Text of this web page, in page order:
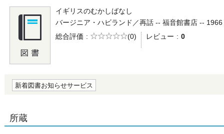
イギリスのむかしばなし
バージニア・ハビランド／再話 -- 福音館書店 --
総合評価
5段階評価
(0) レビュー 0
新着図書お知らせサービス
所蔵